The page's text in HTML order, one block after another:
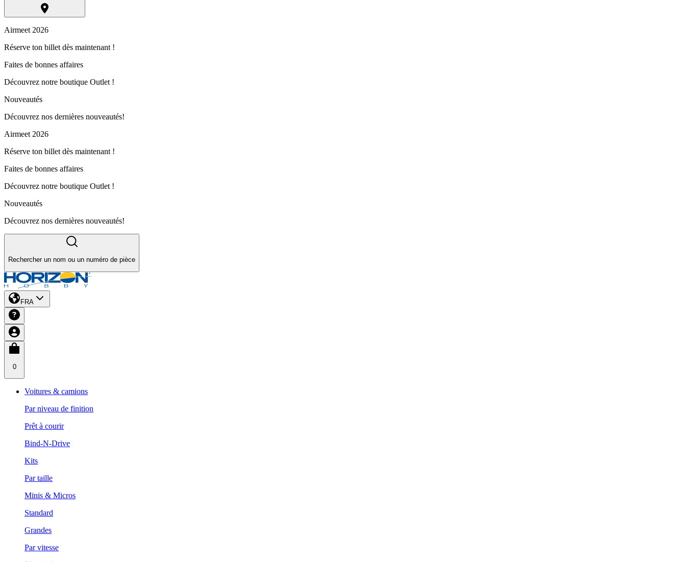
Airmeet 2026
Réserve ton billet dès maintenant !
Faites de bonnes affaires
Découvrez notre boutique Outlet !
Nouveautés
Découvrez nos dernières nouveautés!
Airmeet 2026
Réserve ton billet dès maintenant !
Faites de bonnes affaires
Découvrez notre boutique Outlet !
Nouveautés
Découvrez nos dernières nouveautés!
Rechercher un nom ou un numéro de pièce
FRA
0
Voitures & camions
Par niveau de finition
Prêt à courir
Bind-N-Drive
Kits
Par taille
Minis & Micros
Standard
Grandes
Par vitesse